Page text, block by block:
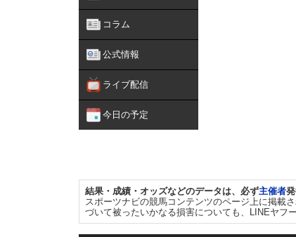
コラム
公式情報
ライブ配信
今日の予定
結果・成績・オッズなどのデータは、必ず主催者
スポーツナビの競馬コンテンツのページ上に掲載
づいて被ったいかなる損害についても、LINEヤフ